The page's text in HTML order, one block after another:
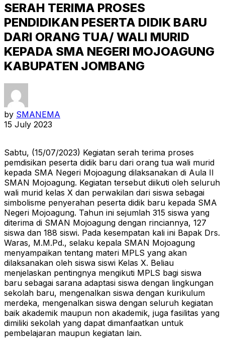
SERAH TERIMA PROSES
PENDIDIKAN PESERTA DIDIK BARU
DARI ORANG TUA/ WALI MURID
KEPADA SMA NEGERI MOJOAGUNG
KABUPATEN JOMBANG
by SMANEMA
15 July 2023
Sabtu, (15/07/2023) Kegiatan serah terima proses
pemdisikan peserta didik baru dari orang tua wali murid
kepada SMA Negeri Mojoagung dilaksanakan di Aula II
SMAN Mojoagung. Kegiatan tersebut diikuti oleh seluruh
wali murid kelas X dan perwakilan dari siswa sebagai
simbolisme penyerahan peserta didik baru kepada SMA
Negeri Mojoagung. Tahun ini sejumlah 315 siswa yang
diterima di SMAN Mojoagung dengan rinciannya, 127
siswa dan 188 siswi. Pada kesempatan kali ini Bapak Drs.
Waras, M.M.Pd., selaku kepala SMAN Mojoagung
menyampaikan tentang materi MPLS yang akan
dilaksanakan oleh siswa siswi Kelas X. Beliau
menjelaskan pentingnya mengikuti MPLS bagi siswa
baru sebagai sarana adaptasi siswa dengan lingkungan
sekolah baru, mengenalkan siswa dengan kurikulum
merdeka, mengenalkan siswa dengan seluruh kegiatan
baik akademik maupun non akademik, juga fasilitas yang
dimiliki sekolah yang dapat dimanfaatkan untuk
pembelajaran maupun kegiatan lain.